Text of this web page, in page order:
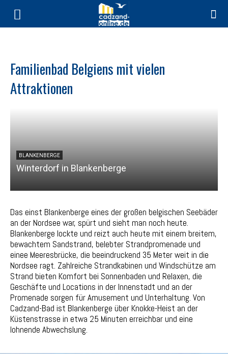
Familienbad Belgiens mit vielen
Attraktionen
BLANKENBERGE
Winterdorf in Blankenberge
Das einst Blankenberge eines der großen belgischen Seebäder
an der Nordsee war, spürt und sieht man noch heute.
Blankenberge lockte und reizt auch heute mit einem breitem,
bewachtem Sandstrand, belebter Strandpromenade und
einee Meeresbrücke, die beeindruckend 35 Meter weit in die
Nordsee ragt. Zahlreiche Strandkabinen und Windschütze am
Strand bieten Komfort bei Sonnenbaden und Relaxen, die
Geschäfte und Locations in der Innenstadt und an der
Promenade sorgen für Amusement und Unterhaltung. Von
Cadzand-Bad ist Blankenberge über Knokke-Heist an der
Küstenstrasse in etwa 25 Minuten erreichbar und eine
lohnende Abwechslung.